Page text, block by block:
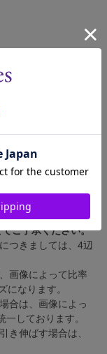
ご了承ください。
つきましては、4辺
画像によって比率
になります。
合は、画像によっ
しております。
き伸ばす場合は、